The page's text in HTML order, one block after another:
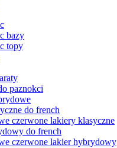
bazy
topy
paznokci
do french
czerwone lakiery klasyczne
do french
czerwone lakier hybrydowy